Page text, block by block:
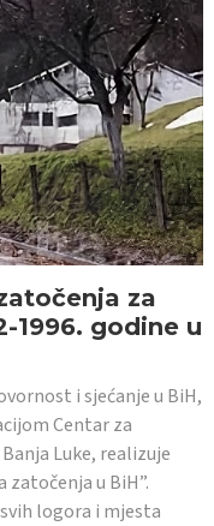
za
1996. godine u
i sjećanje u BiH,
Centar za
Luke, realizuje
u BiH”.
logora i mjesta